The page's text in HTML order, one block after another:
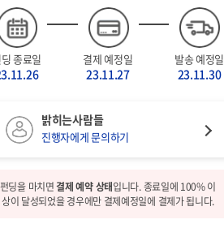
종료일 결제 예정일
23.11.27
발송 예정일
23.11.30
밝히는사람들
진행자에게 문의하기
펀딩을 마치면결제 예약 상태입니다. 종료일에 100% 이
상이 달성되었을 경우에만 결제예정일에 결제가 됩니다.